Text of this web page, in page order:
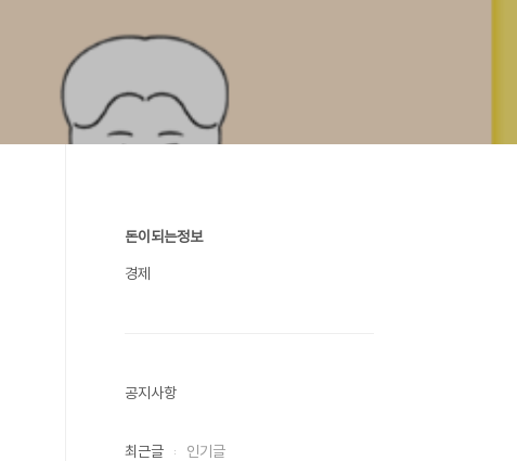
돈이되는정보
경제
공지사항
최근글 인기글